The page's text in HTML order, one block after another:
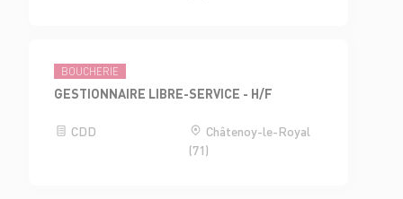
BOUCHERIE
GESTIONNAIRE LIBRE-SERVICE - H/F
CDD
Châtenoy-le-Royal
(71)